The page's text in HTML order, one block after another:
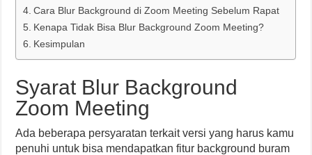
Cara Blur Background di Zoom Meeting Sebelum Rapat
Kenapa Tidak Bisa Blur Background Zoom Meeting?
Kesimpulan
Syarat Blur Background
Zoom Meeting
Ada beberapa persyaratan terkait versi yang harus kamu
penuhi untuk bisa mendapatkan fitur background buram